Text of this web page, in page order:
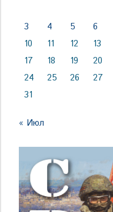
3
4 5 6
10
11 12 13
17
18 19 20
24
25 26 27
31
« Июл